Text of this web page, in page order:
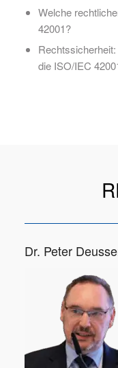
Welche
42001?
die ISO/IEC
Dr. Peter